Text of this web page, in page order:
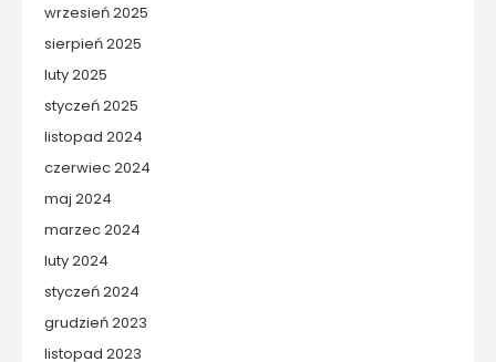
wrzesień 2025
sierpień 2025
luty 2025
styczeń 2025
listopad 2024
czerwiec 2024
maj 2024
marzec 2024
luty 2024
styczeń 2024
grudzień 2023
listopad 2023